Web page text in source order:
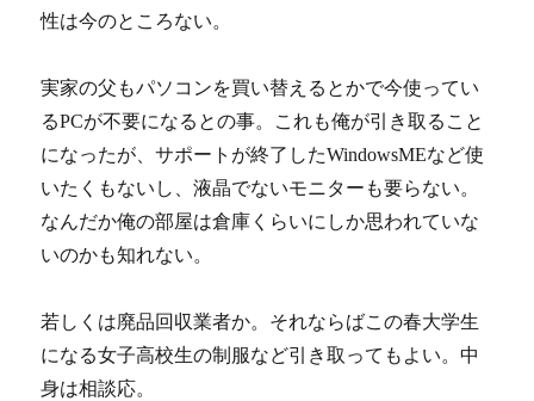
性は今のところない。
実家の父もパソコンを買い替えるとかで今使ってい
るPCが不要になるとの事。これも俺が引き取ること
になったが、サポートが終了したWindowsMEなど使
いたくもないし、液晶でないモニターも要らない。
なんだか俺の部屋は倉庫くらいにしか思われていな
いのかも知れない。
若しくは廃品回収業者か。それならばこの春大学生
になる女子高校生の制服など引き取ってもよい。中
身は相談応。